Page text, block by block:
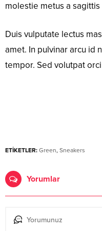
molestie metus a
Duis vulputate lectus
amet. In pulvinar arcu id
tempor. Sed volutpat
ETİKETLER: Green, Sneakers
Yorumlar